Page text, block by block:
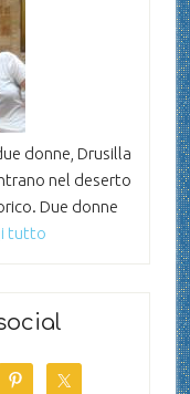
donne, Drusilla
nel deserto
Due donne
tutto